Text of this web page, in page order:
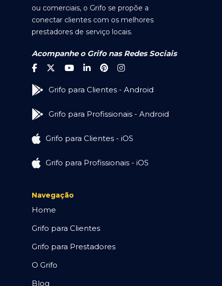
ou comerciais, o Grifo se propõe a
conectar clientes com os melhores
prestadores de serviço locais.
Acompanhe o Grifo nas Redes Sociais
Grifo para Clientes - Android
Grifo para Profissionais - Android
Grifo para Clientes - iOS
Grifo para Profissionais - iOS
Navegação
Home
Grifo para Clientes
Grifo para Prestadores
O Grifo
Blog